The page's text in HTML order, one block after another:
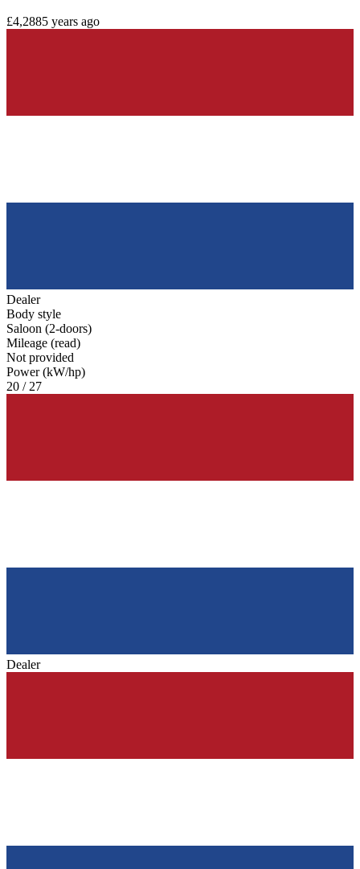
£4,2885 years ago
Dealer
Body style
Saloon (2-doors)
Mileage (read)
Not provided
Power (kW/hp)
20 / 27
Dealer